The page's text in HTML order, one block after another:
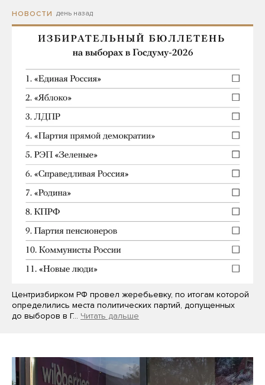
НОВОСТИ день назад
Центризбирком РФ провел жеребьевку, по итогам которой
определились места политических партий, допущенных
до выборов в Г… Читать дальше